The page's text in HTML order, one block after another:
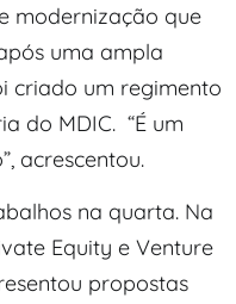
modernização que
uma ampla
criado um regimento
do MDIC. “É um
acrescentou.
na quarta. Na
Equity e Venture
propostas